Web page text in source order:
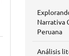
Narrativa
Peruana
Análisis